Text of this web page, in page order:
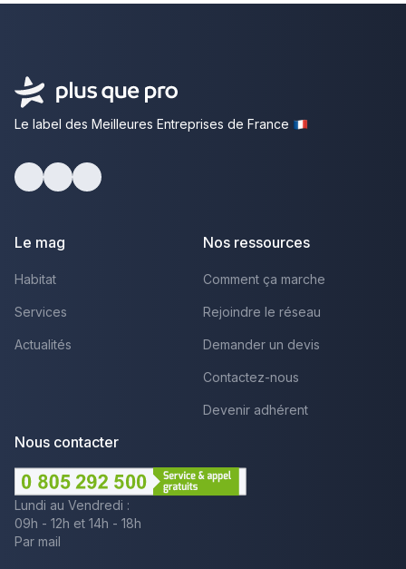
Le label des Meilleures Entreprises de France
Le mag
Habitat
Services
Actualités
Nos ressources
Comment ça marche
Rejoindre le réseau
Demander un devis
Contactez-nous
Devenir adhérent
Nous contacter
Lundi au Vendredi :
09h - 12h et 14h - 18h
Par mail